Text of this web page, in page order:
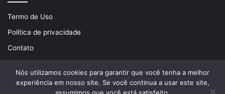
Termo de Uso
Política de privacidade
Contato
© Copyright 2026, Todos os direitos reservados | Desenvolvido
Nós utilizamos cookies para garantir que você tenha a melhor
experiência em nosso site. Se você continua a usar este site,